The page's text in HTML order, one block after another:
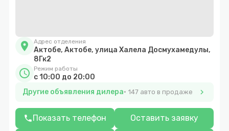
location_on Адрес отделения
Актобе, Актобе, улица Халела Досмухамедулы,
8Гк2
schedule Режим работы
с 10:00 до 20:00
Другие объявления дилера
147 авто в продаже chevron_right
phoneПоказать телефон Оставить заявку